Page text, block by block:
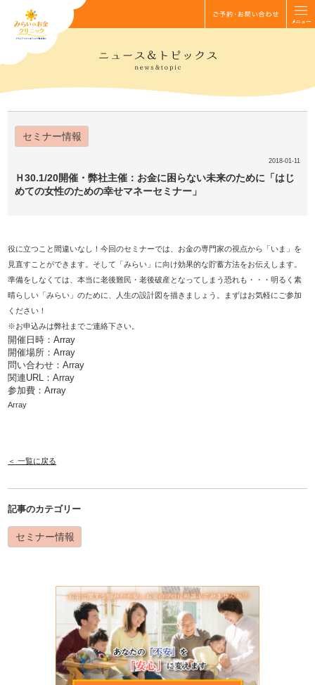
セミナー情報
Ｈ30.1/20開催・弊社主催：お金に困らない未来のために「はじ
めての女性のための幸せマネーセミナー」
2018-01-11
役に立つこと間違いなし！今回のセミナーでは、お金の専門家の視点から「いま」を
見直すことができます。そして「みらい」に向け効果的な貯蓄方法をお伝えします。
準備をしなくては、本当に老後難民・老後破産となってしまう恐れも・・・明るく素
晴らしい「みらい」のために、人生の設計図を描きましょう。まずはお気軽にご参加
ください！
※お申込みは弊社までご連絡下さい。
開催日時：Array
開催場所：Array
問い合わせ：Array
関連URL：Array
参加費：Array
Array
＜ 一覧に戻る
記事のカテゴリー
セミナー情報